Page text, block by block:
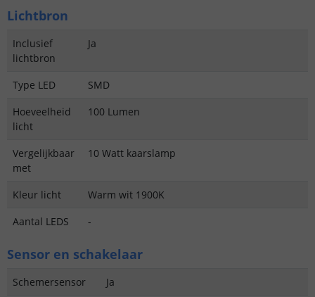
Lichtbron
Inclusief
lichtbron
Ja
Type LED
SMD
Hoeveelheid
licht
100 Lumen
Vergelijkbaar
met
10 Watt kaarslamp
Kleur licht
Warm wit 1900K
Aantal LEDS
-
Sensor en schakelaar
Schemersensor
Ja